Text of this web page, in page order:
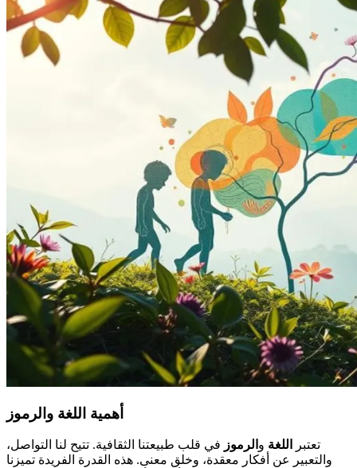
أهمية اللغة والرموز
تعتبر اللغة و الرموز في قلب طبيعتنا الثقافية. تتيح لنا التواصل،
والتعبير عن أفكار معقدة، وخلق معنى. هذه القدرة الفريدة تميزنا